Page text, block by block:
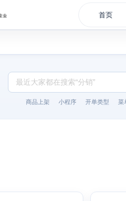
首页
商品上架 小程序 开单类型 菜